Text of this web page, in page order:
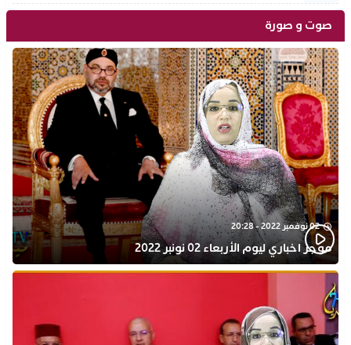
صوت و صورة
02 نوفمبر 2022 - 20:28
موجز اخباري ليوم الأربعاء 02 نونبر 2022